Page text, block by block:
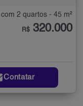
2 quartos - 45 m²
R$ 320.000
Contatar